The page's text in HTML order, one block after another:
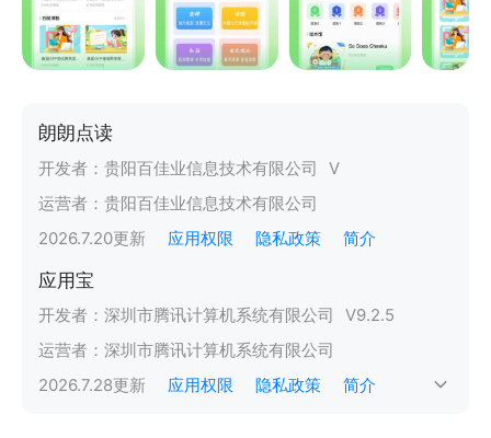
朗朗点读
开发者： 贵阳百佳业信息技术有限公司
V
运营者： 贵阳百佳业信息技术有限公司
2026.7.20更新 应用权限 隐私政策 简介
应用宝
开发者： 深圳市腾讯计算机系统有限公司 V9.2.5
运营者： 深圳市腾讯计算机系统有限公司
2026.7.28更新 应用权限 隐私政策 简介